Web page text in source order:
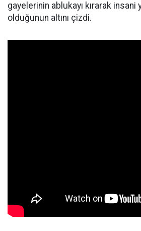
gayelerinin ablukayı kırarak insani
olduğunun altını çizdi.